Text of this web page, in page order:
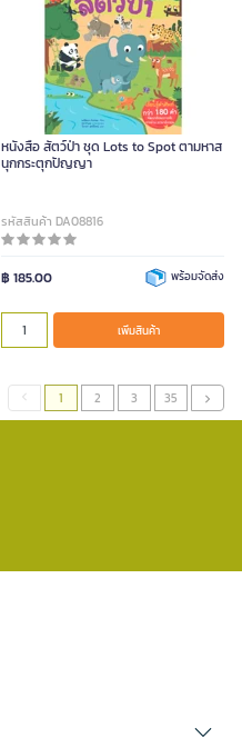
หนังสือ สัตว์ป่า ชุด Lots to Spot ตามหาส
นุกกระตุกปัญญา
รหัสสินค้า DA08816
฿ 185.00 พร้อมจัดส่ง
เพิ่มสินค้า
1 2 3 35